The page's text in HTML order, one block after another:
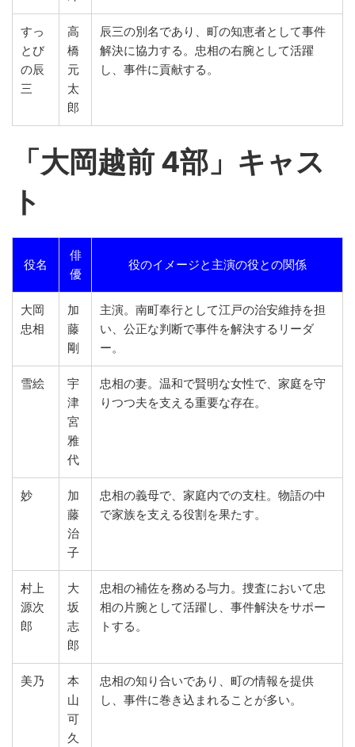
すっ
とび
の辰
三
高
橋
元
太
郎
辰三の別名であり、町の知恵者として事件
解決に協力する。忠相の右腕として活躍
し、事件に貢献する。
「大岡越前 4部」キャス
ト
役名
俳
優
役のイメージと主演の役との関係
大岡
忠相
加
藤
剛
主演。南町奉行として江戸の治安維持を担
い、公正な判断で事件を解決するリーダ
ー。
雪絵
宇
津
宮
雅
代
忠相の妻。温和で賢明な女性で、家庭を守
りつつ夫を支える重要な存在。
妙
加
藤
治
子
忠相の義母で、家庭内での支柱。物語の中
で家族を支える役割を果たす。
村上
源次
郎
大
坂
志
郎
忠相の補佐を務める与力。捜査において忠
相の片腕として活躍し、事件解決をサポー
トする。
美乃
本
山
可
久
忠相の知り合いであり、町の情報を提供
し、事件に巻き込まれることが多い。